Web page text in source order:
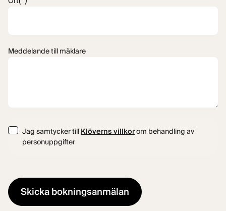
Meddelande till mäklare
ConsentJag samtycker till Klöverns villkorom behandling av
personuppgifter